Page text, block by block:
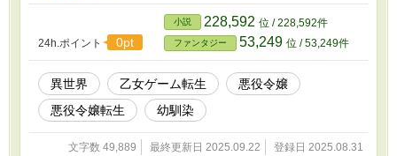
たくない！」 決意した彩香は、悪役令嬢の仮面
を武器に“推し活”を開始する。 周囲からは冷た
い笑みを浮かべる悪女に見えても、本当の目的
はただひとつ――推しの笑顔を守ること。 陰謀
渦巻く学園、嫉妬深いライバル令嬢、次々仕掛
けられる罠。 悪役令嬢としての立場を利用しな
がら、彼女は未来を塗り替えていく。 果たし
そして“悪役”を演じ続ける彼女自身が掴む結末と
24h.ポイント 0pt
小説 228,592 位 / 228,592件
ファンタジー 53,249 位 / 53,249件
異世界 乙女ゲーム転生
悪役令嬢
悪役令嬢転生
幼馴染
文字数 49,889 最終更新日 2025.09.22 登録日 2025.08.31